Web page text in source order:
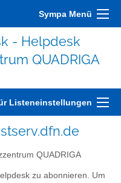
Sympa Menü
- Helpdesk
QUADRIGA
Listeneinstellungen
QUADRIGA
zu abonnieren. Um